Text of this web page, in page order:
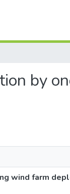
by
wind farm